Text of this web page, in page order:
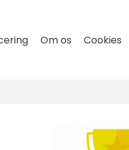
Om os Cookies